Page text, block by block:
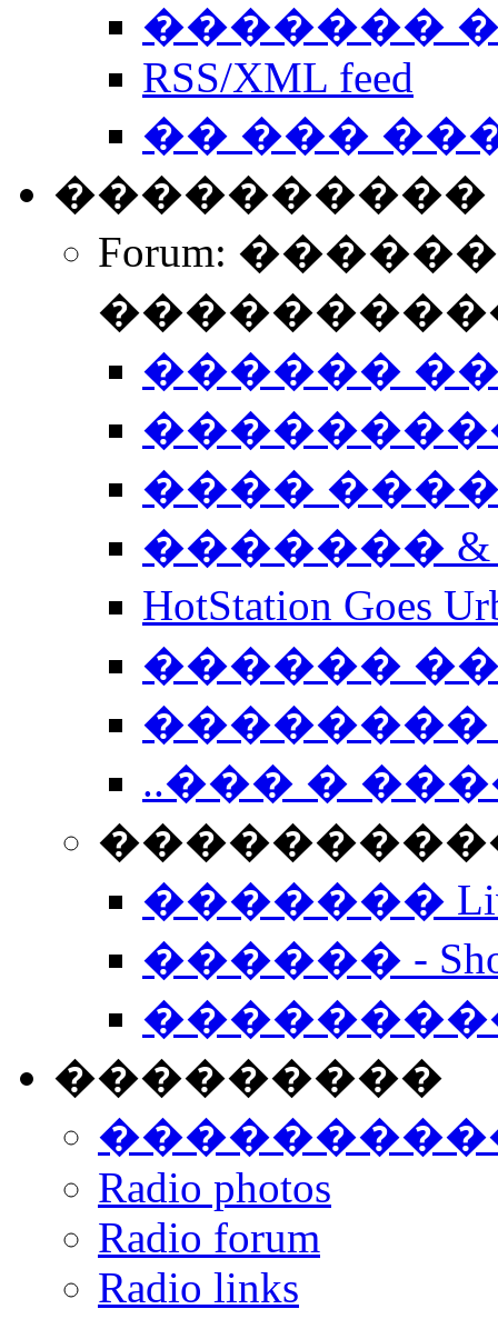
�������
RSS/XML feed
�� ���
����������
Forum:
������
����
�������
HotStation
������
��������
..��� �
����������
�������
������ -
���������
Radio photos
Radio forum
Radio links